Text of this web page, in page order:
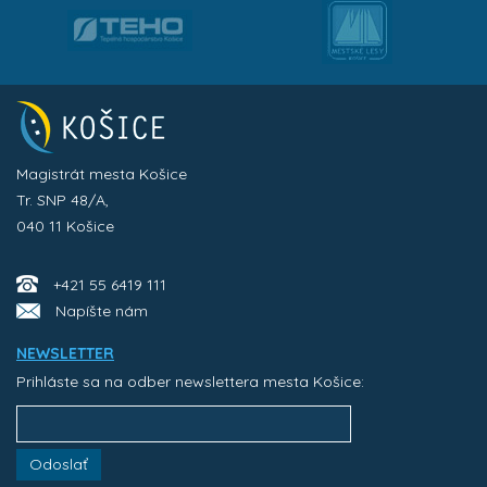
Magistrát mesta Košice
Tr. SNP 48/A,
040 11 Košice
+421 55 6419 111
Napíšte nám
NEWSLETTER
Prihláste sa na odber newslettera mesta Košice:
Odoslať